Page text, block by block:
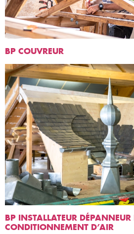
BP COUVREUR
BP INSTALLATEUR
CONDITIONNEMENT D’AIR